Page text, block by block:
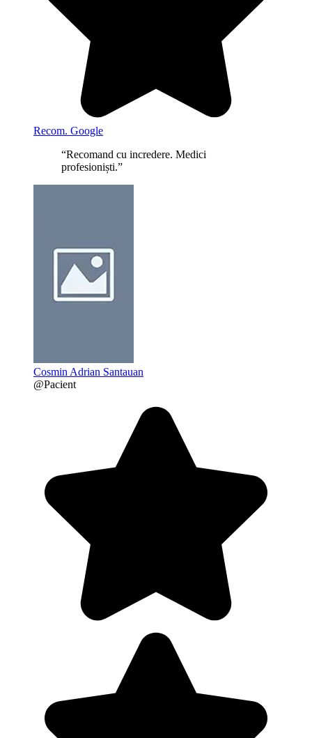
Recom. Google
“Recomand cu incredere. Medici
profesioniști.”
Cosmin Adrian Santauan
@Pacient